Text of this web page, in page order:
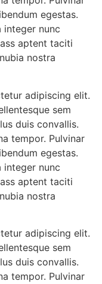
egestas.
integer nunc
aptent taciti
nostra
adipiscing elit.
sem
duis convallis.
tempor. Pulvinar
egestas.
integer nunc
aptent taciti
nostra
adipiscing elit.
sem
duis convallis.
tempor. Pulvinar